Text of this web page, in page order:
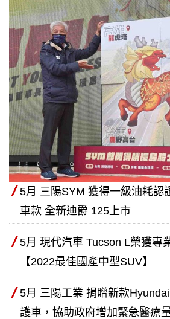
5月 三陽SYM 獲得一級油耗認
車款 全新迪爵 125上市
5月 現代汽車 Tucson L榮獲專
【2022最佳國產中型SUV】
5月 三陽工業 捐贈新款
護車，協助政府增加緊急醫療